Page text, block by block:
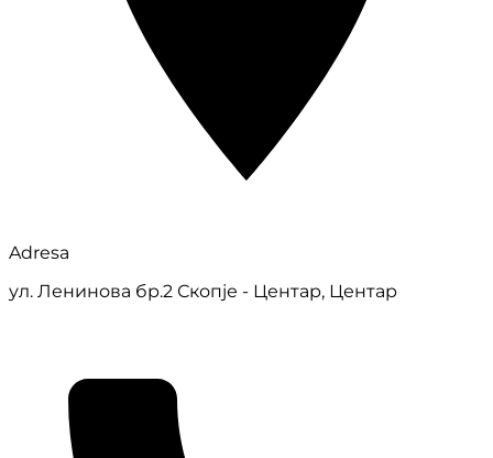
Adresa
ул. Ленинова бр.2 Скопје - Центар, Центар